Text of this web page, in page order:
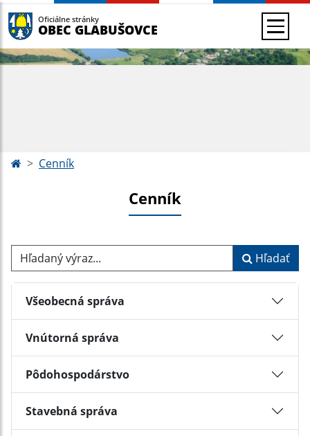
Oficiálne stránky
OBEC GLABUŠOVCE
Cenník
Cenník
Hľadaný výraz... Hľadať
Všeobecná správa
Vnútorná správa
Pôdohospodárstvo
Stavebná správa